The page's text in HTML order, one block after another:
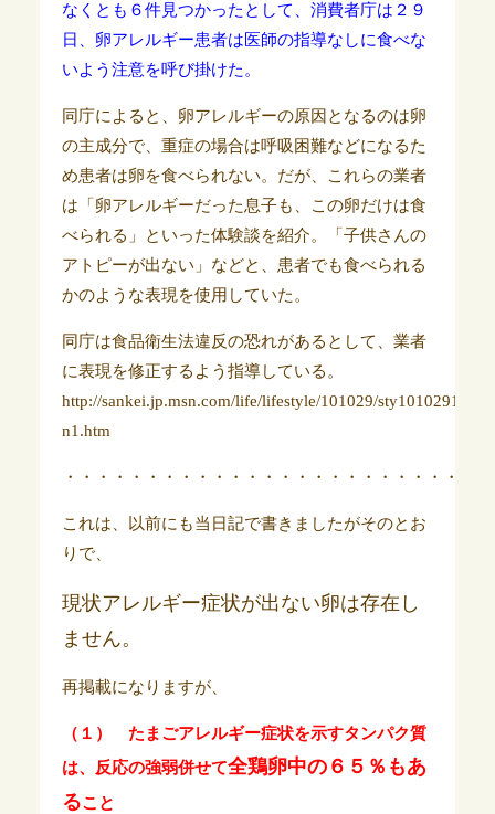
なくとも６件見つかったとして、消費者庁は２９
日、卵アレルギー患者は医師の指導なしに食べな
いよう注意を呼び掛けた。
同庁によると、卵アレルギーの原因となるのは卵
の主成分で、重症の場合は呼吸困難などになるた
め患者は卵を食べられない。だが、これらの業者
は「卵アレルギーだった息子も、この卵だけは食
べられる」といった体験談を紹介。「子供さんの
アトピーが出ない」などと、患者でも食べられる
かのような表現を使用していた。
同庁は食品衛生法違反の恐れがあるとして、業者
に表現を修正するよう指導している。
http://sankei.jp.msn.com/life/lifestyle/101029/
n1.htm
・・・・・・・・・・・・・・・・・・・・・・・・・
これは、以前にも当日記で書きましたがそのとお
りで、
現状アレルギー症状が出ない卵は存在し
ません。
再掲載になりますが、
（１） たまごアレルギー症状を示すタンパク質
は、反応の強弱併せて全鶏卵中の６５％もあ
ること